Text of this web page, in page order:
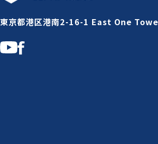
東京都港区港南2-16-1 East One